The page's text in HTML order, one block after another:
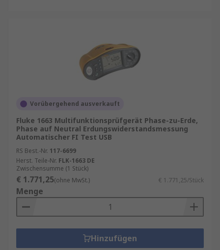
Vorübergehend ausverkauft
Fluke 1663 Multifunktionsprüfgerät Phase-zu-Erde,
Phase auf Neutral Erdungswiderstandsmessung
Automatischer FI Test USB
RS Best.-Nr. 117-6699
Herst. Teile-Nr. FLK-1663 DE
Zwischensumme (1 Stück)
€ 1.771,25(ohne MwSt.) € 1.771,25/Stück
Menge
Hinzufügen